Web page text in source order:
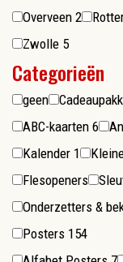
Overveen 2
Zwolle 5
Categorieën
geen
ABC-kaarten 6
Kalender 1
Flesopeners
Onderzetters &
Posters 154